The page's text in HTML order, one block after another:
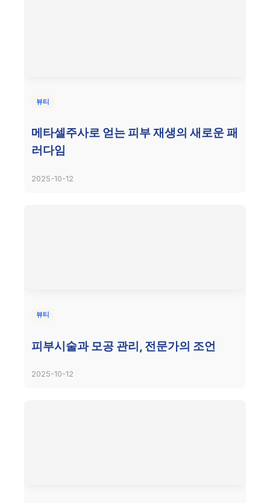
뷰티
메타셀주사로 얻는 피부 재생의 새로운 패
러다임
2025-10-12
뷰티
피부시술과 모공 관리, 전문가의 조언
2025-10-12